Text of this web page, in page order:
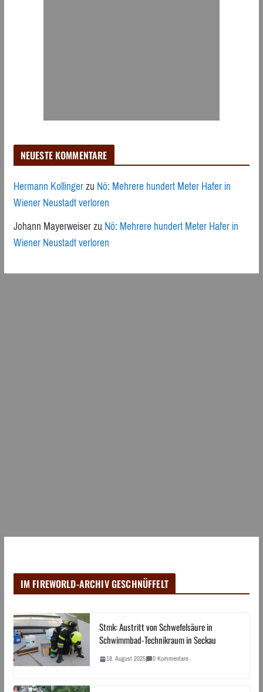
NEUESTE KOMMENTARE
Hermann KollingerzuNö: Mehrere hundert Meter Hafer in
Wiener Neustadt verloren
Johann MayerweiserzuNö: Mehrere hundert Meter Hafer in
Wiener Neustadt verloren
IM FIREWORLD-ARCHIV GESCHNÜFFELT
Stmk: Austritt von Schwefelsäure in
Schwimmbad-Technikraum in Seckau
18. August 2025 0 Kommentare